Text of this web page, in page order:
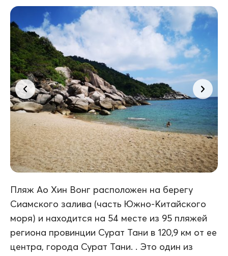
Пляж Ао Хин Вонг расположен на берегу
Сиамского залива (часть Южно-Китайского
моря) и находится на 54 месте из 95 пляжей
региона провинции Сурат Тани в 120,9 км от ее
центра, города Сурат Тани. . Это один из